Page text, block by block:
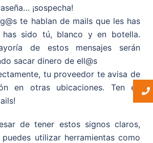
¡sospecha!
te hablan de mails que les has
has sido tú, blanco y en botella.
de estos mensajes serán
sacar dinero de ell@s
tu proveedor te avisa de
en otras ubicaciones. Ten en
de tener estos signos claros,
utilizar herramientas como